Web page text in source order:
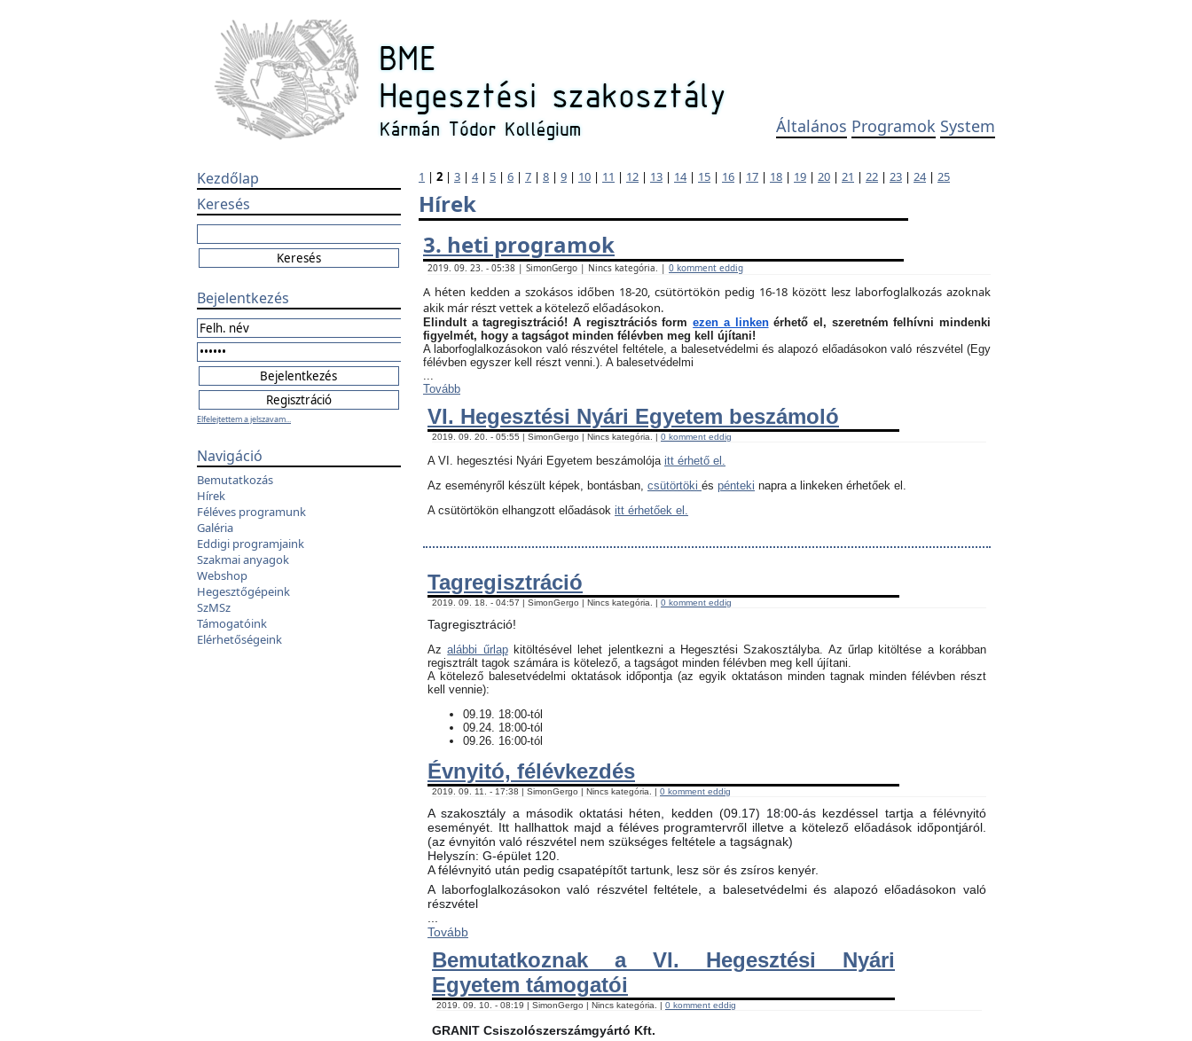
Általános Programok System
Kezdőlap
Keresés
Bejelentkezés
Elfelejtettem a jelszavam...
Navigáció
Bemutatkozás
Hírek
Féléves programunk
Galéria
Eddigi programjaink
Szakmai anyagok
Webshop
Hegesztőgépeink
SzMSz
Támogatóink
Elérhetőségeink
1 | 2 | 3 | 4| 5 | 6 | 7 | 8 | 9 | 10 | 11 | 12 | 13 | 14| 15 | 16 | 17 | 18 | 19 | 20 | 21 | 22 | 23 | 24| 25
Hírek
3. heti programok
2019. 09. 23. - 05:38 | SimonGergo | Nincs kategória. | 0 komment eddig
A héten kedden a szokásos időben 18-20, csütörtökön pedig 16-18 között lesz laborfoglalkozás azoknak
akik már részt vettek a kötelező előadásokon.
Elindult a tagregisztráció! A regisztrációs formezen a linkenérhető el, szeretném felhívni mindenki
figyelmét, hogy a tagságot minden félévben meg kell újítani!
A laborfoglalkozásokon való részvétel feltétele, a balesetvédelmi és alapozó előadásokon való részvétel (Egy
félévben egyszer kell részt venni.). A balesetvédelmi
...
Tovább
VI. Hegesztési Nyári Egyetem beszámoló
2019. 09. 20. - 05:55 | SimonGergo | Nincs kategória. | 0 komment eddig
A VI. hegesztési Nyári Egyetem beszámolója itt érhető el.
Az eseményről készült képek, bontásban, csütörtöki és pénteki napra a linkeken érhetőek el.
A csütörtökön elhangzott előadások itt érhetőek el.
Tagregisztráció
2019. 09. 18. - 04:57 | SimonGergo | Nincs kategória. | 0 komment eddig
Tagregisztráció!
Azalábbi űrlapkitöltésével lehet jelentkezni a Hegesztési Szakosztályba. Az űrlap kitöltése a korábban
regisztrált tagok számára is kötelező, a tagságot minden félévben meg kell újítani.
​A kötelező balesetvédelmi oktatások időpontja (az egyik oktatáson minden tagnak minden félévben részt
kell vennie):
09.19. 18:00-tól
09.24. 18:00-tól
09.26. 16:00-tól
Évnyitó, félévkezdés
2019. 09. 11. - 17:38 | SimonGergo | Nincs kategória. | 0 komment eddig
A szakosztály a második oktatási héten, kedden (09.17) 18:00-ás kezdéssel tartja a félévnyitó
eseményét. Itt hallhattok majd a féléves programtervről illetve a kötelező előadások időpontjáról.
(az évnyitón való részvétel nem szükséges feltétele a tagságnak)
Helyszín: G-épület 120.
A félévnyitó után pedig csapatépítőt tartunk, lesz sör és zsíros kenyér.
A laborfoglalkozásokon való részvétel feltétele, a balesetvédelmi és alapozó előadásokon való
részvétel
Tovább
Bemutatkoznak a VI. Hegesztési Nyári
Egyetem támogatói
2019. 09. 10. - 08:19 | SimonGergo | Nincs kategória. | 0 komment eddig
GRANIT Csiszolószerszámgyártó Kft.